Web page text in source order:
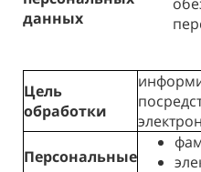
данных
Цель
обработки
Персональные